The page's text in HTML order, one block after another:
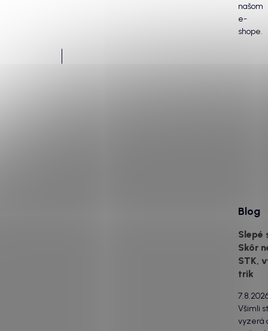
našom
e-
shope.
Blog
Slepé
Skôr
STK,
trik
Všimli
vyzerá